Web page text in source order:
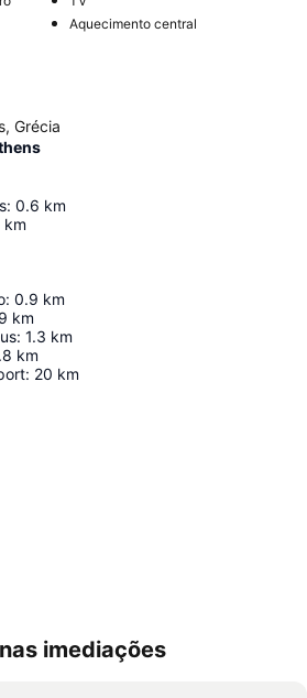
Aquecimento central
Grécia
: 0.6 km
km
: 0.9 km
km
: 1.3 km
km
: 20 km
imediações